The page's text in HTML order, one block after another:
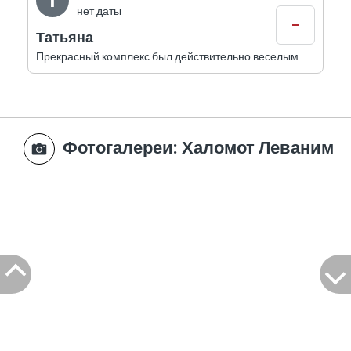
нет даты
Татьяна
Прекрасный комплекс был действительно веселым
-
Фотогалереи: Халомот Леваним